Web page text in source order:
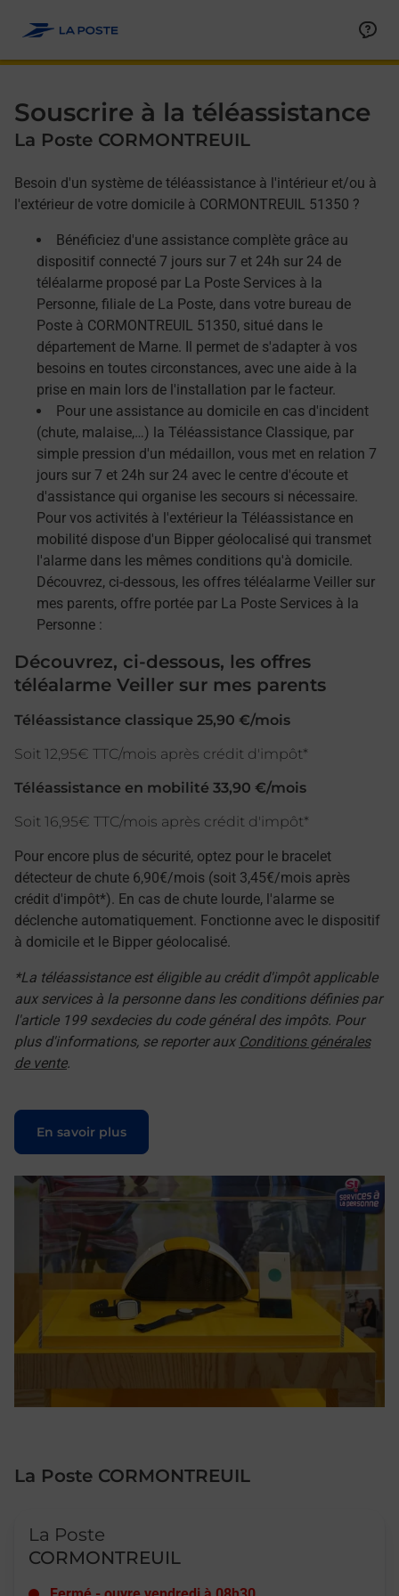
Souscrire à la téléassistance
La Poste CORMONTREUIL
Besoin d'un système de téléassistance à l'intérieur et/ou à
l'extérieur de votre domicile à CORMONTREUIL 51350 ?
Bénéficiez d'une assistance complète grâce au
dispositif connecté 7 jours sur 7 et 24h sur 24 de
téléalarme proposé par La Poste Services à la
Personne, filiale de La Poste, dans votre bureau de
Poste à CORMONTREUIL 51350, situé dans le
département de Marne. Il permet de s'adapter à vos
besoins en toutes circonstances, avec une aide à la
prise en main lors de l'installation par le facteur.
Pour une assistance au domicile en cas d'incident
(chute, malaise,…) la Téléassistance Classique, par
simple pression d'un médaillon, vous met en relation 7
jours sur 7 et 24h sur 24 avec le centre d'écoute et
d'assistance qui organise les secours si nécessaire.
Pour vos activités à l'extérieur la Téléassistance en
mobilité dispose d'un Bipper géolocalisé qui transmet
l'alarme dans les mêmes conditions qu'à domicile.
Découvrez, ci-dessous, les offres téléalarme Veiller sur
mes parents, offre portée par La Poste Services à la
Personne :
Découvrez, ci-dessous, les offres
téléalarme Veiller sur mes parents
Téléassistance classique 25,90 €/mois
Soit 12,95€ TTC/mois après crédit d'impôt*
Téléassistance en mobilité 33,90 €/mois
Soit 16,95€ TTC/mois après crédit d'impôt*
Pour encore plus de sécurité, optez pour le bracelet
détecteur de chute 6,90€/mois (soit 3,45€/mois après
crédit d'impôt*). En cas de chute lourde, l'alarme se
déclenche automatiquement. Fonctionne avec le dispositif
à domicile et le Bipper géolocalisé.
*La téléassistance est éligible au crédit d'impôt applicable
aux services à la personne dans les conditions définies par
l'article 199 sexdecies du code général des impôts. Pour
plus d'informations, se reporter aux Conditions générales
de vente.
En savoir plus
Le lien s'ouvre dans un nouvel onglet
La Poste CORMONTREUIL
La Poste
CORMONTREUIL